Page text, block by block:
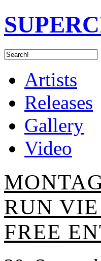
Artists
Releases
Gallery
Video
RUN
FREE